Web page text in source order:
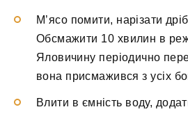
М’ясо помити, нарізати
Обсмажити 10 хвилин в
Яловичину періодично
вона присмажився з усіх
Влити в ємність воду,